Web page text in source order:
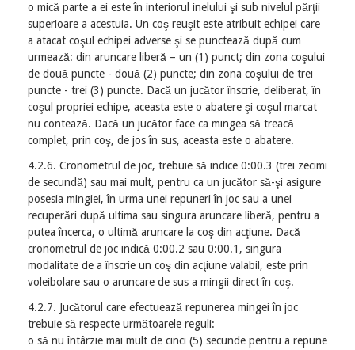
o mică parte a ei este în interiorul inelului şi sub nivelul părţii
superioare a acestuia. Un coş reuşit este atribuit echipei care
a atacat coşul echipei adverse şi se punctează după cum
urmează: din aruncare liberă – un (1) punct; din zona coşului
de două puncte - două (2) puncte; din zona coşului de trei
puncte - trei (3) puncte. Dacă un jucător înscrie, deliberat, în
coşul propriei echipe, aceasta este o abatere şi coşul marcat
nu contează. Dacă un jucător face ca mingea să treacă
complet, prin coş, de jos în sus, aceasta este o abatere.
4.2.6. Cronometrul de joc, trebuie să indice 0:00.3 (trei zecimi
de secundă) sau mai mult, pentru ca un jucător să-şi asigure
posesia mingiei, în urma unei repuneri în joc sau a unei
recuperări după ultima sau singura aruncare liberă, pentru a
putea încerca, o ultimă aruncare la coş din acţiune. Dacă
cronometrul de joc indică 0:00.2 sau 0:00.1, singura
modalitate de a înscrie un coş din acţiune valabil, este prin
voleibolare sau o aruncare de sus a mingii direct în coş.
4.2.7. Jucătorul care efectuează repunerea mingei în joc
trebuie să respecte următoarele reguli:
o să nu întârzie mai mult de cinci (5) secunde pentru a repune